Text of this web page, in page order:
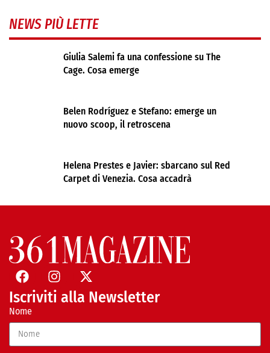
NEWS PIÙ LETTE
Giulia Salemi fa una confessione su The
Cage. Cosa emerge
Belen Rodríguez e Stefano: emerge un
nuovo scoop, il retroscena
Helena Prestes e Javier: sbarcano sul Red
Carpet di Venezia. Cosa accadrà
Iscriviti alla Newsletter
Nome